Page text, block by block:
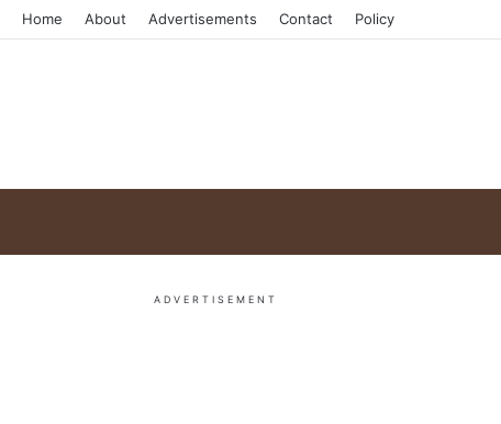
Home About Advertisements Contact Policy
ADVERTISEMENT